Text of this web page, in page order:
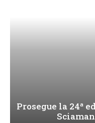
Prosegue la 24ª